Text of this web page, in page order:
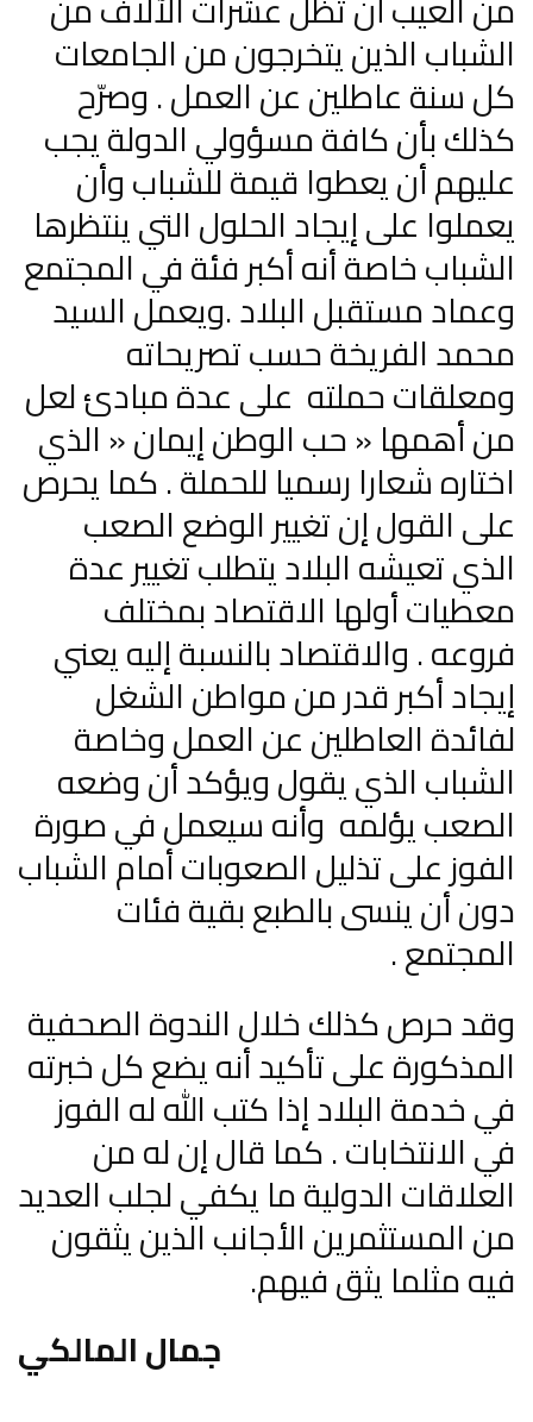
الشباب الذين يتخرجون من الجامعات
كل سنة عاطلين عن العمل . وصرّح
كذلك بأن كافة مسؤولي الدولة يجب
عليهم أن يعطوا قيمة للشباب وأن
يعملوا على إيجاد الحلول التي ينتظرها
الشباب خاصة أنه أكبر فئة في المجتمع
وعماد مستقبل البلاد .ويعمل السيد
محمد الفريخة حسب تصريحاته
ومعلقات حملته على عدة مبادئ لعل
من أهمها « حب الوطن إيمان « الذي
اختاره شعارا رسميا للحملة . كما يحرص
على القول إن تغيير الوضع الصعب
الذي تعيشه البلاد يتطلب تغيير عدة
معطيات أولها الاقتصاد بمختلف
فروعه . والاقتصاد بالنسبة إليه يعني
إيجاد أكبر قدر من مواطن الشغل
لفائدة العاطلين عن العمل وخاصة
الشباب الذي يقول ويؤكد أن وضعه
الصعب يؤلمه وأنه سيعمل في صورة
الفوز على تذليل الصعوبات أمام الشباب
دون أن ينسى بالطبع بقية فئات
المجتمع .
وقد حرص كذلك خلال الندوة الصحفية
المذكورة على تأكيد أنه يضع كل خبرته
في خدمة البلاد إذا كتب الله له الفوز
في الانتخابات . كما قال إن له من
العلاقات الدولية ما يكفي لجلب العديد
من المستثمرين الأجانب الذين يثقون
فيه مثلما يثق فيهم.
جمال المالكي